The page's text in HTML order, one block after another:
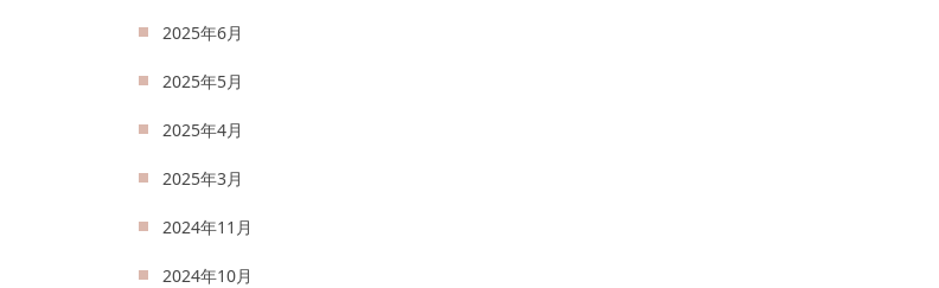
2025年6月
2025年5月
2025年4月
2025年3月
2024年11月
2024年10月